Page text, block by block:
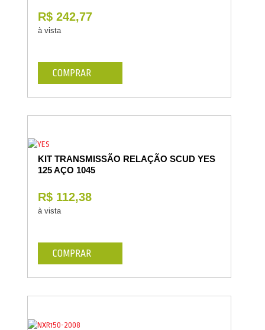
R$ 242,77
à vista
COMPRAR
KIT TRANSMISSÃO RELAÇÃO SCUD YES
125 AÇO 1045
R$ 112,38
à vista
COMPRAR